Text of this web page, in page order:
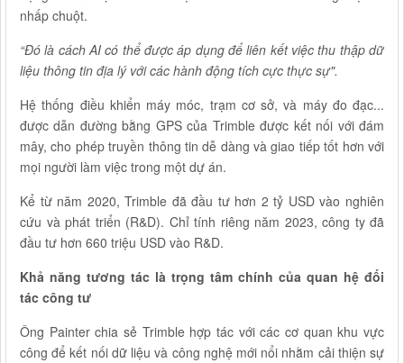
nhấp chuột.
“Đó là cách AI có thể được áp dụng để liên kết việc thu thập dữ
liệu thông tin địa lý với các hành động tích cực thực sự".
Hệ thống điều khiển máy móc, trạm cơ sở, và máy đo đạc...
được dẫn đường bằng GPS của Trimble được kết nối với đám
mây, cho phép truyền thông tin dễ dàng và giao tiếp tốt hơn với
mọi người làm việc trong một dự án.
Kể từ năm 2020, Trimble đã đầu tư hơn 2 tỷ USD vào nghiên
cứu và phát triển (R&D). Chỉ tính riêng năm 2023, công ty đã
đầu tư hơn 660 triệu USD vào R&D.
Khả năng tương tác là trọng tâm chính của quan hệ đối
tác công tư
Ông Painter chia sẻ Trimble hợp tác với các cơ quan khu vực
công để kết nối dữ liệu và công nghệ mới nổi nhằm cải thiện sự